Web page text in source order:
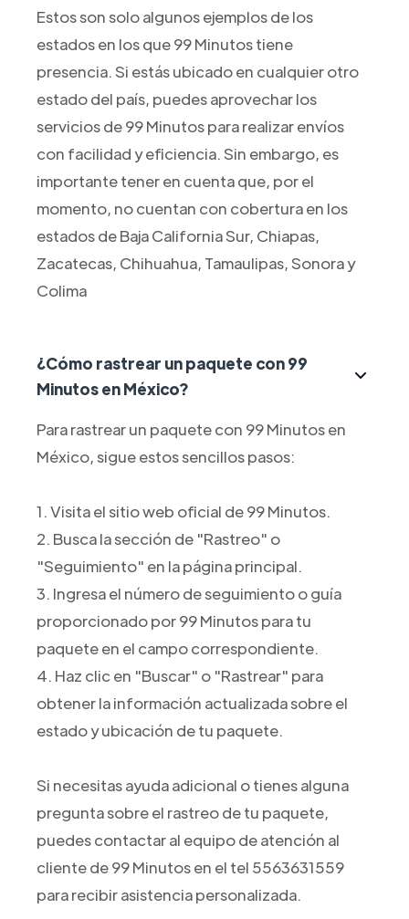
Estos son solo algunos ejemplos de los
estados en los que 99 Minutos tiene
presencia. Si estás ubicado en cualquier otro
estado del país, puedes aprovechar los
servicios de 99 Minutos para realizar envíos
con facilidad y eficiencia. Sin embargo, es
importante tener en cuenta que, por el
momento, no cuentan con cobertura en los
estados de Baja California Sur, Chiapas,
Zacatecas, Chihuahua, Tamaulipas, Sonora y
Colima
¿Cómo rastrear un paquete con 99
Minutos en México?
Para rastrear un paquete con 99 Minutos en
México, sigue estos sencillos pasos:
1. Visita el sitio web oficial de 99 Minutos.
2. Busca la sección de "Rastreo" o
"Seguimiento" en la página principal.
3. Ingresa el número de seguimiento o guía
proporcionado por 99 Minutos para tu
paquete en el campo correspondiente.
4. Haz clic en "Buscar" o "Rastrear" para
obtener la información actualizada sobre el
estado y ubicación de tu paquete.
Si necesitas ayuda adicional o tienes alguna
pregunta sobre el rastreo de tu paquete,
puedes contactar al equipo de atención al
cliente de 99 Minutos en el tel 5563631559
para recibir asistencia personalizada.